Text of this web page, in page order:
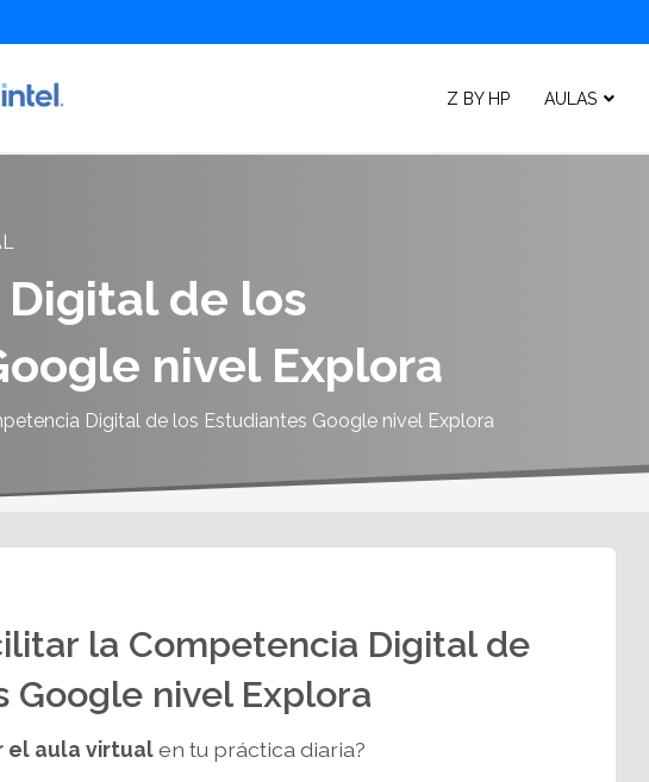
Z BY HP AULAS
de los
nivel Explora
Digital de los Estudiantes Google nivel Explora
la Competencia Digital de
Google nivel Explora
el aula virtualen tu práctica diaria?